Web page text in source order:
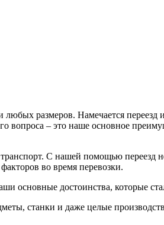
размеров. Намечается переезд
– это наше основное
С нашей помощью переезд
во время перевозки.
основные достоинства, которые
станки и даже целые